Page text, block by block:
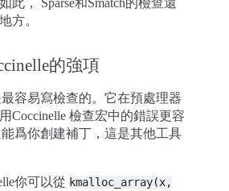
此， Sparse和Smatch的檢查還
方。
的強項
最容易寫檢查的。它在預處理器
Coccinelle 檢查宏中的錯誤更容
能爲你創建補丁，這是其他工具
你可以從 kmalloc_array(x,